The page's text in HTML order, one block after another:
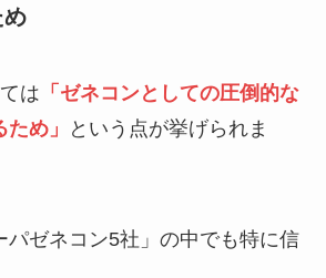
め
は 「ゼネコンとしての圧倒的な
め」
という点が挙げられま
パゼネコン5社」の中でも特に信